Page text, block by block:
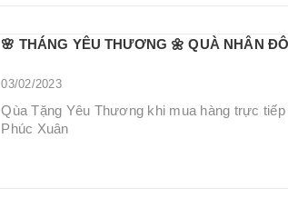
🌸 THÁNG YÊU THƯƠNG 🌼 QUÀ NHÂN
03/02/2023
Qùa Tặng Yêu Thương khi mua hàng trực
Phúc Xuân